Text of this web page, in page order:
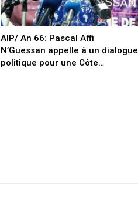
AIP/ An 66: Pascal Affi
N’Guessan appelle à un dialogue
politique pour une Côte…